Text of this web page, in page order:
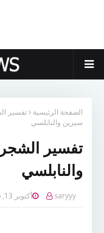
الصفحة الرئيسية تفسير
سيرين والنابلسي
تفسير
والنابلسي
saryyy أكتوبر 13, 2016